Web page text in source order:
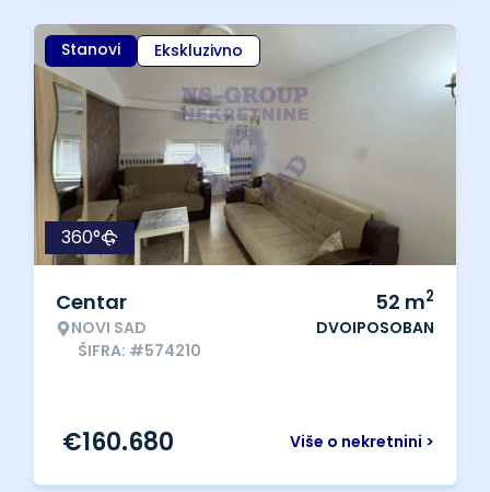
Stanovi Ekskluzivno
360°
Centar
NOVI SAD
ŠIFRA: #574210
52 m2
DVOIPOSOBAN
Više o nekretnini >
€160.680